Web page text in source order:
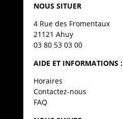
NOUS SITUER
4 Rue des Fromentaux
21121 Ahuy
03 80 53 03 00
AIDE ET INFORMATIONS :
Horaires
Contactez-nous
FAQ